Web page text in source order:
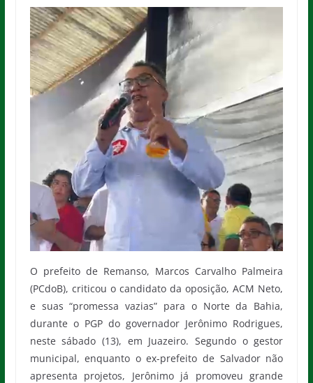
O prefeito de Remanso, Marcos Carvalho Palmeira
(PCdoB), criticou o candidato da oposição, ACM Neto,
e suas “promessa vazias” para o Norte da Bahia,
durante o PGP do governador Jerônimo Rodrigues,
neste sábado (13), em Juazeiro. Segundo o gestor
municipal, enquanto o ex-prefeito de Salvador não
apresenta projetos, Jerônimo já promoveu grande